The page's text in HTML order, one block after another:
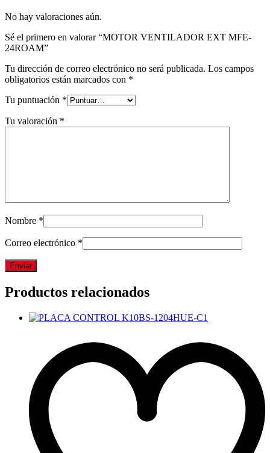
No hay valoraciones aún.
Sé el primero en valorar “MOTOR VENTILADOR EXT MFE-
24ROAM”
Tu dirección de correo electrónico no será publicada. Los campos
obligatorios están marcados con *
Tu puntuación *
Tu valoración *
Nombre *
Correo electrónico *
Productos relacionados